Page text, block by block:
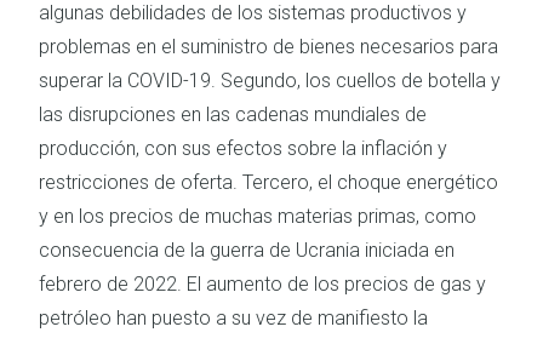
algunas debilidades de los sistemas productivos y
problemas en el suministro de bienes necesarios para
superar la COVID-19. Segundo, los cuellos de botella y
las disrupciones en las cadenas mundiales de
producción, con sus efectos sobre la inflación y
restricciones de oferta. Tercero, el choque energético
y en los precios de muchas materias primas, como
consecuencia de la guerra de Ucrania iniciada en
febrero de 2022. El aumento de los precios de gas y
petróleo han puesto a su vez de manifiesto la